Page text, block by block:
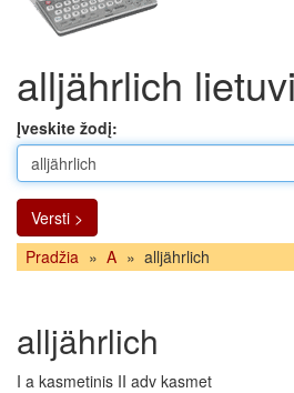
alljährlich
Įveskite žodį:
Versti >
Pradžia » A » alljährlich
alljährlich
I a kasmetinis II adv kasmet